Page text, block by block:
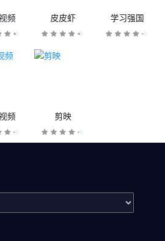
频 皮皮虾 学习强国
频 剪映